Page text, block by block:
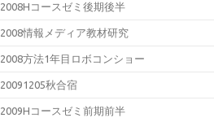
2008Hコースゼミ後期後半
2008情報メディア教材研究
2008方法1年目ロボコンショー
20091205秋合宿
2009Hコースゼミ前期前半